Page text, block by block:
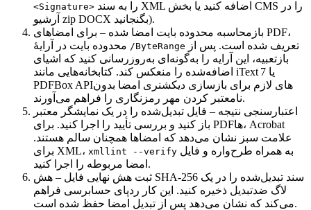
<Signature>
آرشیو zip DOCX بگنجانید).
بازمحاسبه محدوده بایت امضا شده – برای امضاهای PDF،
/ByteRange
بازتعبیه، این آرایه را به‌گونه‌ای به‌روزرسانی کنید که اشیای
اضافه‌شده را منعکس کند. کتابخانه‌هایی مانند iText 7 یا
PDFBox APIهای لازم برای بازسازی دیکشنری امضا بدون
نامعتبر کردن مهر رمزنگاری را فراهم می‌آورند.
اعتبارسنجی نتیجه – فایل تبدیل‌شده را در یک نمایشگر معتبر
باز کنید و بررسی تأیید را اجرا کنید. برای PDFها، Acrobat
علامت سبز نشان می‌دهد که امضاها همچنان سالم هستند.
برای XML، xmllint --verify
امضا مربوطه را اجرا کنید.
ثبت هش نهایی فایل – هش SHA‑256 سند تبدیل‌شده را در یک
لاگ ضد‌تبدیل ذخیره کنید. این کار ردپای حسابرسی فراهم
می‌کند که نشان می‌دهد پس از تبدیل امضا حفظ شده است.